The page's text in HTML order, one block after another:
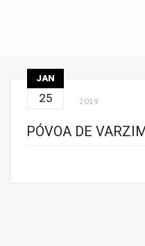
JAN
25 2019
PÓVOA DE